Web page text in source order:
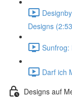
Designs
Sunfrog:
Darf ich
Designs auf